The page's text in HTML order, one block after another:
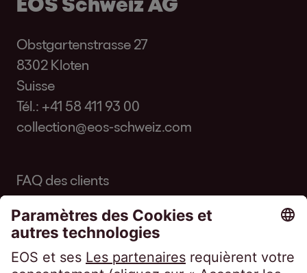
Obstgartenstrasse 27
8302 Kloten
Suisse
Tél.: +41 58 411 93 00
collection@eos-schweiz.com
FAQ des clients
Code of Conduct
Code of Conduct Inkasso Suisse